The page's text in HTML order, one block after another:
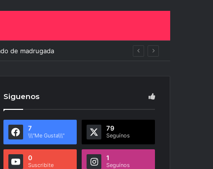
Siguenos
7
\\\"Me Gusta\\\"
79
Seguínos
0
Suscribite
1
Seguínos